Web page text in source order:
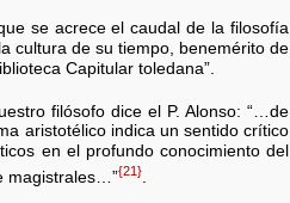
se acrece el caudal de la filosofía
cultura de su tiempo, benemérito de
Capitular toledana”.
filósofo dice el P. Alonso: “…de
aristotélico indica un sentido crítico
en el profundo conocimiento del
magistrales…”{21}